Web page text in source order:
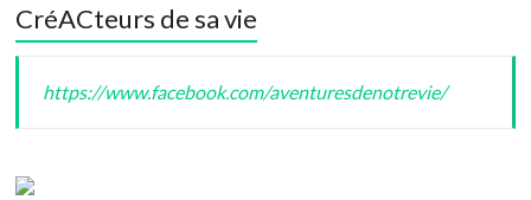
CréACteurs de sa vie
https://www.facebook.com/aventuresdenotrevie/